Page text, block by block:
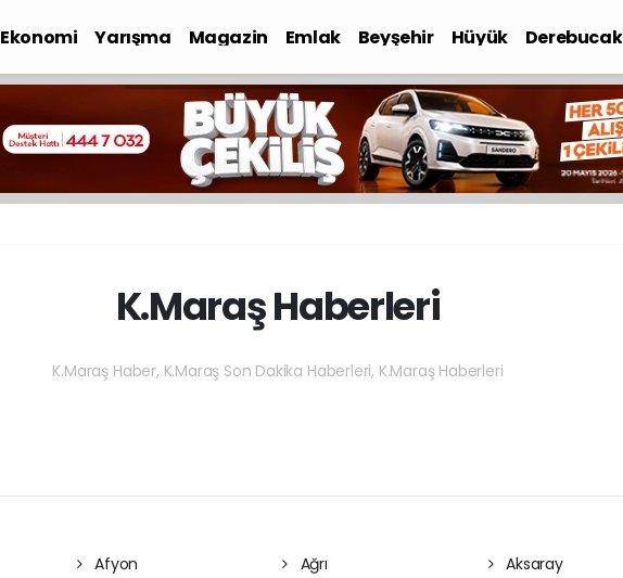
Ekonomi Yarışma Magazin Emlak Beyşehir Hüyük Derebucak
K.Maraş Haberleri
K.Maraş Haber, K.Maraş Son Dakika Haberleri, K.Maraş Haberleri
Afyon Ağrı Aksaray